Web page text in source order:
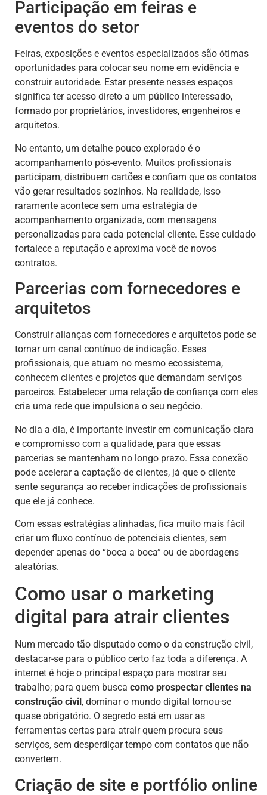
Participação em feiras e
eventos do setor
Feiras, exposições e eventos especializados são ótimas
oportunidades para colocar seu nome em evidência e
construir autoridade. Estar presente nesses espaços
significa ter acesso direto a um público interessado,
formado por proprietários, investidores, engenheiros e
arquitetos.
No entanto, um detalhe pouco explorado é o
acompanhamento pós-evento. Muitos profissionais
participam, distribuem cartões e confiam que os contatos
vão gerar resultados sozinhos. Na realidade, isso
raramente acontece sem uma estratégia de
acompanhamento organizada, com mensagens
personalizadas para cada potencial cliente. Esse cuidado
fortalece a reputação e aproxima você de novos
contratos.
Parcerias com fornecedores e
arquitetos
Construir alianças com fornecedores e arquitetos pode se
tornar um canal contínuo de indicação. Esses
profissionais, que atuam no mesmo ecossistema,
conhecem clientes e projetos que demandam serviços
parceiros. Estabelecer uma relação de confiança com eles
cria uma rede que impulsiona o seu negócio.
No dia a dia, é importante investir em comunicação clara
e compromisso com a qualidade, para que essas
parcerias se mantenham no longo prazo. Essa conexão
pode acelerar a captação de clientes, já que o cliente
sente segurança ao receber indicações de profissionais
que ele já conhece.
Com essas estratégias alinhadas, fica muito mais fácil
criar um fluxo contínuo de potenciais clientes, sem
depender apenas do “boca a boca” ou de abordagens
aleatórias.
Como usar o marketing
digital para atrair clientes
Num mercado tão disputado como o da construção civil,
destacar-se para o público certo faz toda a diferença. A
internet é hoje o principal espaço para mostrar seu
trabalho; para quem busca como prospectar clientes na
construção civil , dominar o mundo digital tornou-se
quase obrigatório. O segredo está em usar as
ferramentas certas para atrair quem procura seus
serviços, sem desperdiçar tempo com contatos que não
convertem.
Criação de site e portfólio online